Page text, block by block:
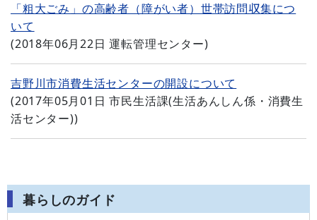
「粗大ごみ」の高齢者（障がい者）世帯訪問収集につ
いて
(2018年06月22日 運転管理センター)
吉野川市消費生活センターの開設について
(2017年05月01日 市民生活課(生活あんしん係・消費生
活センター))
暮らしのガイド